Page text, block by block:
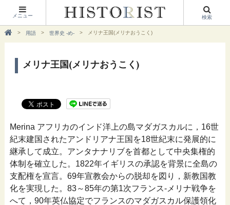
メニュー 検索
用語 世界史 -め- メリナ王国(メリナおうこく)
メリナ王国(メリナおうこく)
Merina アフリカのインド洋上の島マダガスカルに，16世
紀末建国されたアンドリアナ王国を18世紀末に発展的に
継承して成立。アンタナナリブを首都として中央集権的
体制を確立した。1822年イギリスの承認を背景に全島の
支配権を宣言。69年宣教会からの脱却を図り，新教国教
化を実現した。83～85年の第1次フランス‐メリナ戦争を
へて，90年英仏協定でフランスのマダガスカル保護領化